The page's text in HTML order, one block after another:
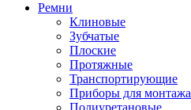
Ремни
Клиновые
Зубчатые
Плоские
Протяжные
Транспортирующие
Приборы для
Полиуретановые